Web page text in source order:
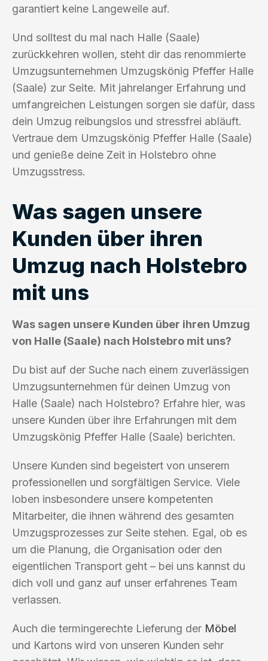
garantiert keine Langeweile auf.
Und solltest du mal nach Halle (Saale)
zurückkehren wollen, steht dir das renommierte
Umzugsunternehmen Umzugskönig Pfeffer Halle
(Saale) zur Seite. Mit jahrelanger Erfahrung und
umfangreichen Leistungen sorgen sie dafür, dass
dein Umzug reibungslos und stressfrei abläuft.
Vertraue dem Umzugskönig Pfeffer Halle (Saale)
und genieße deine Zeit in Holstebro ohne
Umzugsstress.
Was sagen unsere
Kunden über ihren
Umzug nach Holstebro
mit uns
Was sagen unsere Kunden über ihren Umzug
von Halle (Saale) nach Holstebro mit uns?
Du bist auf der Suche nach einem zuverlässigen
Umzugsunternehmen für deinen Umzug von
Halle (Saale) nach Holstebro? Erfahre hier, was
unsere Kunden über ihre Erfahrungen mit dem
Umzugskönig Pfeffer Halle (Saale) berichten.
Unsere Kunden sind begeistert von unserem
professionellen und sorgfältigen Service. Viele
loben insbesondere unsere kompetenten
Mitarbeiter, die ihnen während des gesamten
Umzugsprozesses zur Seite stehen. Egal, ob es
um die Planung, die Organisation oder den
eigentlichen Transport geht – bei uns kannst du
dich voll und ganz auf unser erfahrenes Team
verlassen.
Auch die termingerechte Lieferung der Möbel
und Kartons wird von unseren Kunden sehr